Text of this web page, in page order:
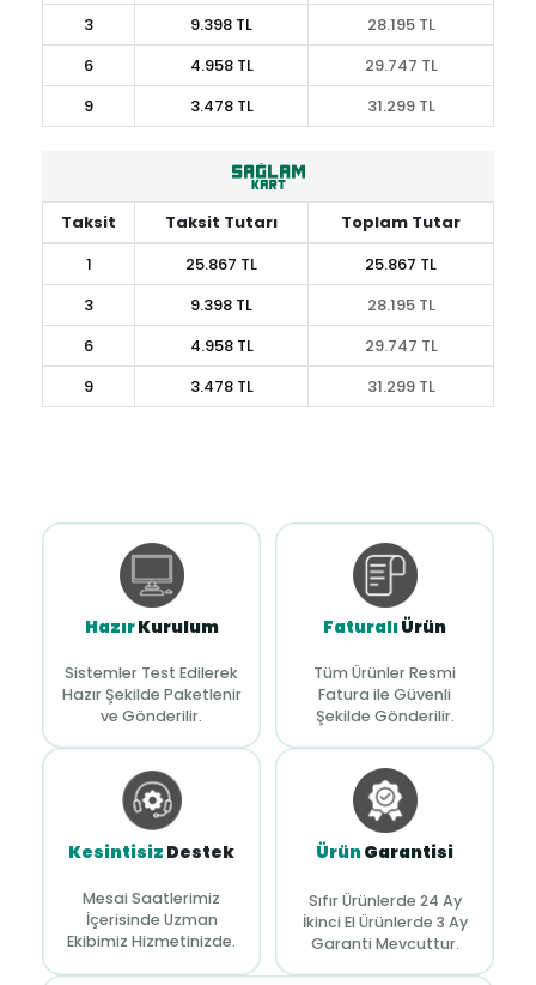
3
9.398 TL
28.195 TL
6
4.958 TL
29.747 TL
9
3.478 TL 31.299 TL
Taksit Taksit Tutarı
Toplam Tutar
1
25.867 TL
25.867 TL
3
9.398 TL
28.195 TL
6
4.958 TL
29.747 TL
9
3.478 TL 31.299 TL
HazırKurulum
Sistemler Test Edilerek
Hazır Şekilde Paketlenir
ve Gönderilir.
FaturalıÜrün
Tüm Ürünler Resmi
Fatura ile Güvenli
Şekilde Gönderilir.
Kesintisiz Destek
Mesai Saatlerimiz
İçerisinde Uzman
Ekibimiz Hizmetinizde.
ÜrünGarantisi
Sıfır Ürünlerde 24 Ay
İkinci El Ürünlerde 3 Ay
Garanti Mevcuttur.